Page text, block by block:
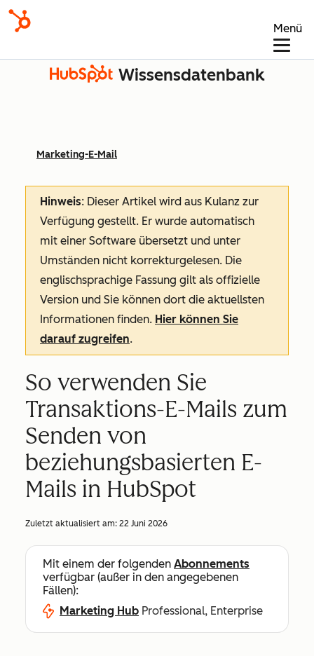
Menü
Wissensdatenbank
Marketing-E-Mail
Hinweis: Dieser Artikel wird aus Kulanz zur
Verfügung gestellt. Er wurde automatisch
mit einer Software übersetzt und unter
Umständen nicht korrekturgelesen. Die
englischsprachige Fassung gilt als offizielle
Version und Sie können dort die aktuellsten
Informationen finden. Hier können Sie
darauf zugreifen.
So verwenden Sie
Transaktions-E-Mails zum
Senden von
beziehungsbasierten E-
Mails in HubSpot
Zuletzt aktualisiert am: 22 Juni 2026
Mit einem der folgenden Abonnements
verfügbar (außer in den angegebenen
Fällen):
Marketing Hub Professional, Enterprise